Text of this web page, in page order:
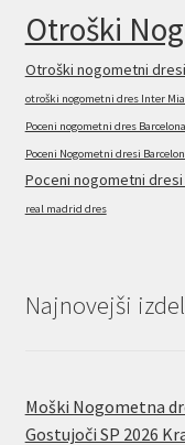
Otroški
Otroški nogometni
otroški nogometni dres Inter
Poceni nogometni dres Barcelona
Poceni Nogometni dresi
Poceni nogometni dresi
real madrid dres
Najnovejši
Moški Nogometna
Gostujoči SP 2026